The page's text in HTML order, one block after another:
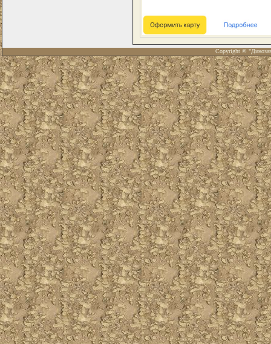
Copyright ©